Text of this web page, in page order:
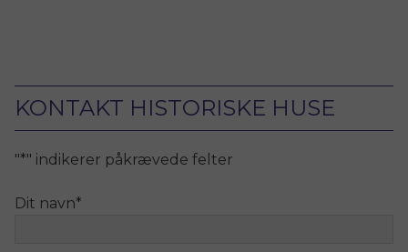
KONTAKT HISTORISKE HUSE
"*" indikerer påkrævede felter
Dit navn*